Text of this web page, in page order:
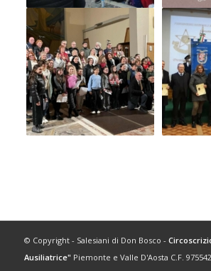
© Copyright - Salesiani di Don Bosco -
Ausiliatrice" Piemonte e Valle D'Aosta C.F.